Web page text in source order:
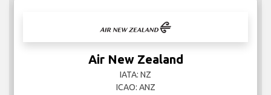
Air New Zealand
IATA: NZ
ICAO: ANZ